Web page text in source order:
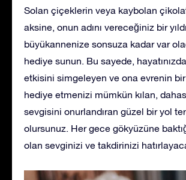
Solan çiçeklerin veya kaybolan
aksine, onun adını vereceğiniz bir
büyükannenize sonsuza kadar var
hediye sunun. Bu sayede,
etkisini simgeleyen ve ona evrenin bir
hediye etmenizi mümkün kılan,
sevgisini onurlandıran güzel bir yol
olursunuz. Her gece gökyüzüne
olan sevginizi ve takdirinizi